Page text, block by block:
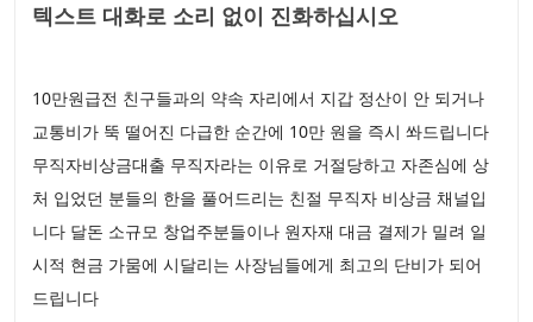
텍스트 대화로 소리 없이 진화하십시오
10만원급전 친구들과의 약속 자리에서 지갑 정산이 안 되거나
교통비가 뚝 떨어진 다급한 순간에 10만 원을 즉시 쏴드립니다
무직자비상금대출 무직자라는 이유로 거절당하고 자존심에 상
처 입었던 분들의 한을 풀어드리는 친절 무직자 비상금 채널입
니다 달돈 소규모 창업주분들이나 원자재 대금 결제가 밀려 일
시적 현금 가뭄에 시달리는 사장님들에게 최고의 단비가 되어
드립니다